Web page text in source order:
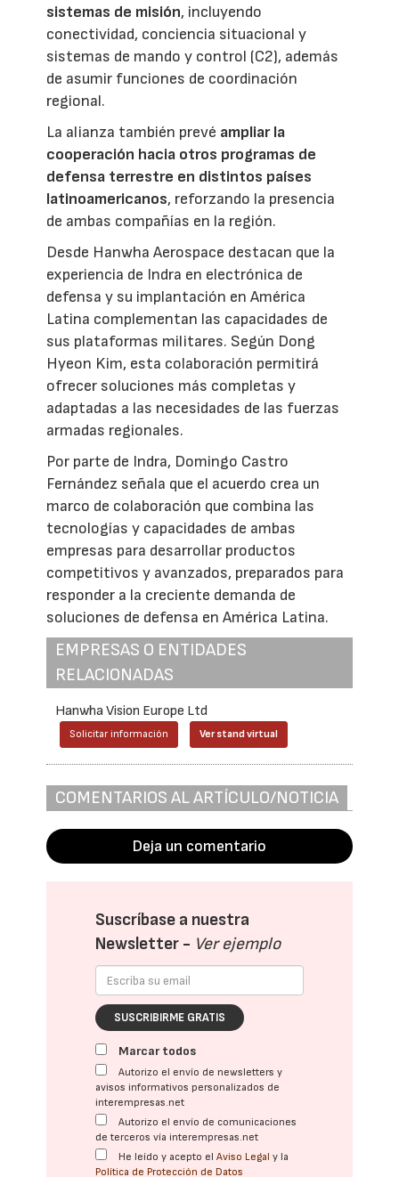
sistemas de misión, incluyendo
conectividad, conciencia situacional y
sistemas de mando y control (C2), además
de asumir funciones de coordinación
regional.
La alianza también prevé ampliar la
cooperación hacia otros programas de
defensa terrestre en distintos países
latinoamericanos, reforzando la presencia
de ambas compañías en la región.
Desde Hanwha Aerospace destacan que la
experiencia de Indra en electrónica de
defensa y su implantación en América
Latina complementan las capacidades de
sus plataformas militares. Según Dong
Hyeon Kim, esta colaboración permitirá
ofrecer soluciones más completas y
adaptadas a las necesidades de las fuerzas
armadas regionales.
Por parte de Indra, Domingo Castro
Fernández señala que el acuerdo crea un
marco de colaboración que combina las
tecnologías y capacidades de ambas
empresas para desarrollar productos
competitivos y avanzados, preparados para
responder a la creciente demanda de
soluciones de defensa en América Latina.
EMPRESAS O ENTIDADES
RELACIONADAS
Hanwha Vision Europe Ltd
Solicitar información Ver stand virtual
COMENTARIOS AL ARTÍCULO/NOTICIA
Deja un comentario
Suscríbase a nuestra
Newsletter - Ver ejemplo
SUSCRIBIRME GRATIS
Marcar todos
Autorizo el envío de newsletters y
avisos informativos personalizados de
interempresas.net
Autorizo el envío de comunicaciones
de terceros vía interempresas.net
He leído y acepto elAviso Legal y la
Política de Protección de Datos